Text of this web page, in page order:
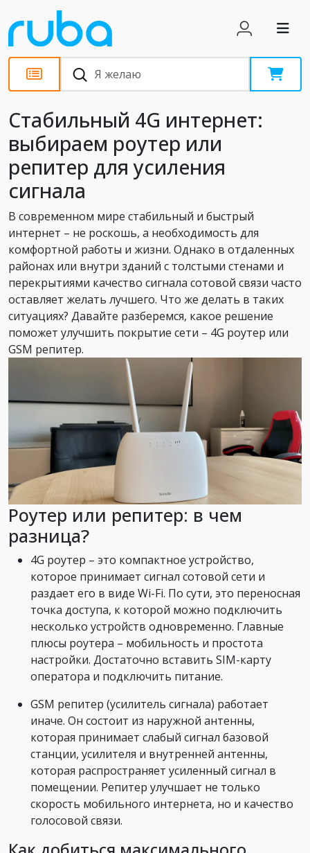
Статьи
Стабильный 4G интернет:
выбираем роутер или
репитер для усиления
сигнала
В современном мире стабильный и быстрый
интернет – не роскошь, а необходимость для
комфортной работы и жизни. Однако в отдаленных
районах или внутри зданий с толстыми стенами и
перекрытиями качество сигнала сотовой связи часто
оставляет желать лучшего. Что же делать в таких
ситуациях? Давайте разберемся, какое решение
поможет улучшить покрытие сети – 4G роутер или
GSM репитер.
Роутер или репитер: в чем
разница?
4G роутер – это компактное устройство,
которое принимает сигнал сотовой сети и
раздает его в виде Wi-Fi. По сути, это переносная
точка доступа, к которой можно подключить
несколько устройств одновременно. Главные
плюсы роутера – мобильность и простота
настройки. Достаточно вставить SIM-карту
оператора и подключить питание.
GSM репитер (усилитель сигнала) работает
иначе. Он состоит из наружной антенны,
которая принимает слабый сигнал базовой
станции, усилителя и внутренней антенны,
которая распространяет усиленный сигнал в
помещении. Репитер улучшает не только
скорость мобильного интернета, но и качество
голосовой связи.